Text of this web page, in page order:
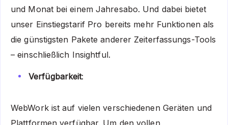
und Monat bei einem Jahresabo. Und dabei bietet
unser Einstiegstarif Pro bereits mehr Funktionen als
die günstigsten Pakete anderer Zeiterfassungs-Tools
– einschließlich Insightful.
Verfügbarkeit:
WebWork ist auf vielen verschiedenen Geräten und